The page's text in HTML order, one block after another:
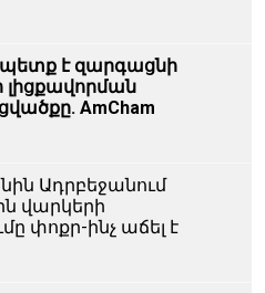
է զարգացնի
լիցքավորման
AmCham
Ադրբեջանում
վարկերի
փոքր-ինչ աճել է